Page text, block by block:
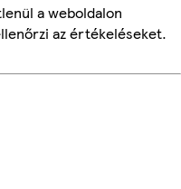
a weboldalon
az értékeléseket.